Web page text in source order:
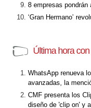
8 empresas pondrán
‘Gran Hermano’
Última hora
WhatsApp renueva
avanzadas, la
CMF presenta los
diseño de 'clip on' y